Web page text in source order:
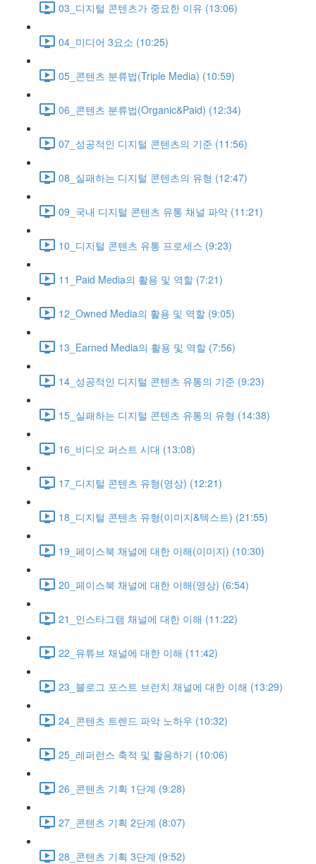
03_디지털 콘텐츠가 중요한 이유 (13:06)
04_미디어 3요소 (10:25)
05_콘텐츠 분류법(Triple Media) (10:59)
06_콘텐츠 분류법(Organic&Paid) (12:34)
07_성공적인 디지털 콘텐츠의 기준 (11:56)
08_실패하는 디지털 콘텐츠의 유형 (12:47)
09_국내 디지털 콘텐츠 유통 채널 파악 (11:21)
10_디지털 콘텐츠 유통 프로세스 (9:23)
11_Paid Media의 활용 및 역할 (7:21)
12_Owned Media의 활용 및 역할 (9:05)
13_Earned Media의 활용 및 역할 (7:56)
14_성공적인 디지털 콘텐츠 유통의 기준 (9:23)
15_실패하는 디지털 콘텐츠 유통의 유형 (14:38)
16_비디오 퍼스트 시대 (13:08)
17_디지털 콘텐츠 유형(영상) (12:21)
18_디지털 콘텐츠 유형(이미지&텍스트) (21:55)
19_페이스북 채널에 대한 이해(이미지) (10:30)
20_페이스북 채널에 대한 이해(영상) (6:54)
21_인스타그램 채널에 대한 이해 (11:22)
22_유튜브 채널에 대한 이해 (11:42)
23_블로그 포스트 브런치 채널에 대한 이해 (13:29)
24_콘텐츠 트렌드 파악 노하우 (10:32)
25_레퍼런스 축적 및 활용하기 (10:06)
26_콘텐츠 기획 1단계 (9:28)
27_콘텐츠 기획 2단계 (8:07)
28_콘텐츠 기획 3단계 (9:52)